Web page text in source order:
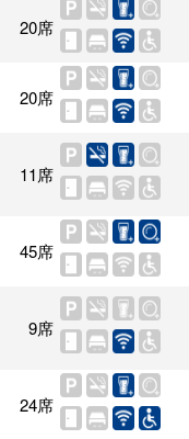
20席
20席
11席
45席
9席
24席